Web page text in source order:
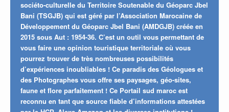
sociéto-culturelle du Territoire Soutenable du Géoparc Jbel
Bani (TSGJB) qui est géré par l’Association Marocaine de
Développement du Géoparc Jbel Bani (AMDGJB) créée en
2015 sous Aut : 1954-36. C’est un outil vous permettant de
vous faire une opinion touristique territoriale où vous
pourrez trouver de très nombreuses possibilités
d’expériences inoubliables ! Ce paradis des Géologues et
des Photographes vous offre ses paysages, géo-sites,
faune et flore parfaitement ! Ce Portail sud maroc est
reconnu en tant que source fiable d’informations attestées